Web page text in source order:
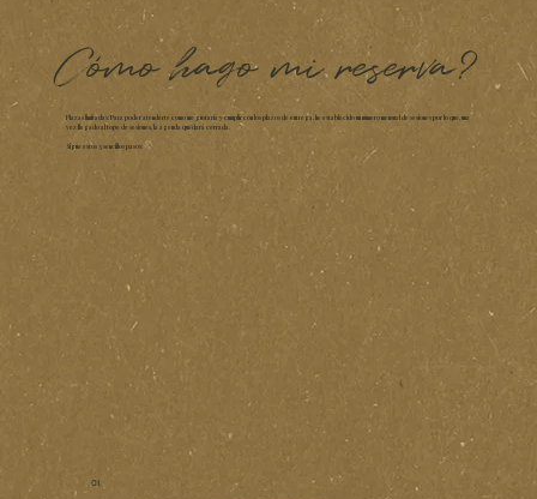
Cómo hago mi reserva?
Plazas limitadas: Para poder atenderte como me gustaría y cumplir con los plazos de entrega, he establecido un número mensual de sesiones por lo que, una
vez llegado al tope de sesiones, la agenda quedará cerrada.
Sigue estos 3 sencillos pasos:
01.